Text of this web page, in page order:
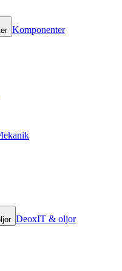
Komponenter
DeoxIT & oljor